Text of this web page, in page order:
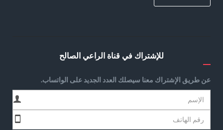
للإشتراك في قناة الراعي الصالح
عن طريق الإشتراك معنا سيصلك العدد الجديد على الواتساب.